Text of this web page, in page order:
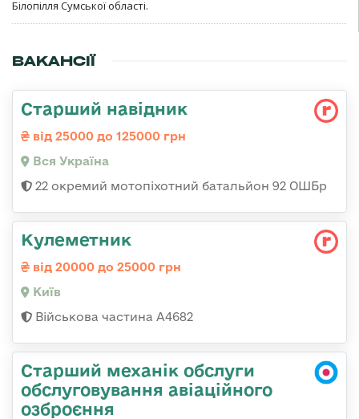
Білопілля Сумської області.
ВАКАНСІЇ
Старший навідник
від 25000 до 125000 грн
Вся Україна
22 окремий мотопіхотний батальйон 92 ОШБр
Кулеметник
від 20000 до 25000 грн
Київ
Військова частина А4682
Старший механік обслуги
обслуговування авіаційного
озброєння